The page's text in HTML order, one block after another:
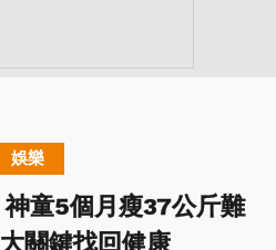
娛樂
神童5個月瘦37公斤難
關鍵找回健康